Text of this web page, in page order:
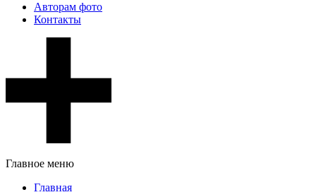
Авторам фото
Контакты
Главное меню
Главная